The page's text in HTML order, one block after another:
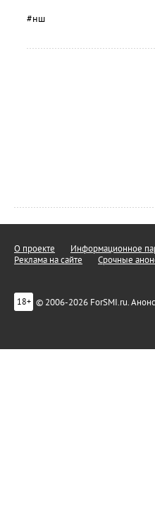
#нш
О проекте Информационное
Реклама на сайте
Срочные
18+ © 2006-2026 ForSMI.ru.